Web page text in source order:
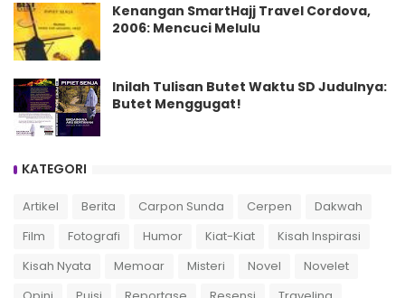
Kenangan SmartHajj Travel Cordova,
2006: Mencuci Melulu
Inilah Tulisan Butet Waktu SD Judulnya:
Butet Menggugat!
KATEGORI
Artikel Berita Carpon Sunda Cerpen
Dakwah
Film
Fotografi Humor Kiat-Kiat
Kisah Inspirasi
Kisah Nyata
Memoar Misteri Novel
Novelet